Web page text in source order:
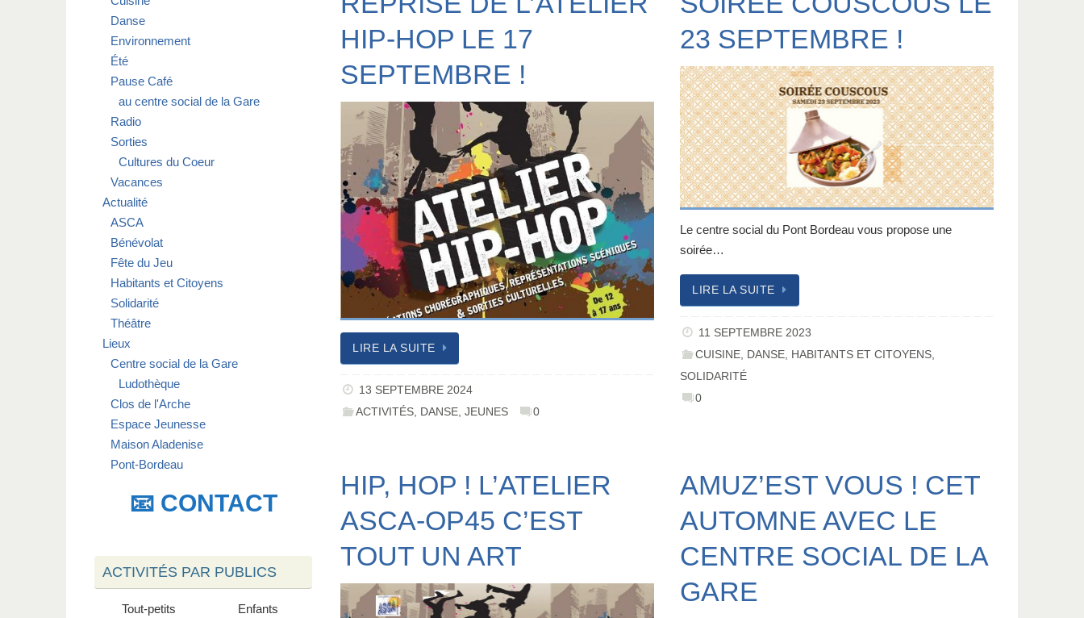
HIP-HOP LE 17
SEPTEMBRE !
LIRE LA SUITE
13 SEPTEMBRE 2024
ACTIVITÉS, DANSE,JEUNES 0
23 SEPTEMBRE !
Le centre social du Pont Bordeau vous propose une
soirée…
LIRE LA SUITE
11 SEPTEMBRE 2023
CUISINE DANSE HABITANTS ET CITOYENS
SOLIDARITÉ
0
HIP, HOP ! L’ATELIER
ASCA-OP45 C’EST
TOUT UN ART
AMUZ’EST VOUS ! CET
AUTOMNE AVEC LE
CENTRE SOCIAL DE LA
GARE
Danse
Environnement
Été
Pause Café
au centre social de la Gare
Radio
Sorties
Cultures du Coeur
Vacances
Actualité
ASCA
Bénévolat
Fête du Jeu
Habitants et Citoyens
Solidarité
Théâtre
Lieux
Centre social de la Gare
Ludothèque
Clos de l'Arche
Espace Jeunesse
Maison Aladenise
Pont-Bordeau
📧 CONTACT
ACTIVITÉS PAR PUBLICS
Tout-petits Enfants